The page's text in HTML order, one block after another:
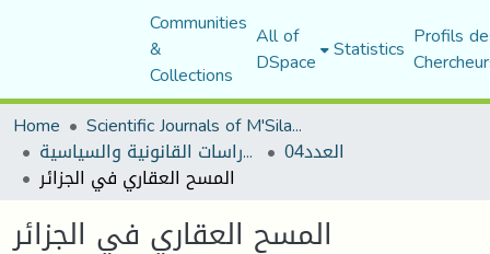
Communities
&
Collections
All of
DSpace Statistics Profils
Home
Scientific Journals of M'Sila University
مجلة الأستاذ الباحث للدراسات القانونية والسياسية العدد04
المسح العقاري في الجزائر
المسح العقاري في الجزائر